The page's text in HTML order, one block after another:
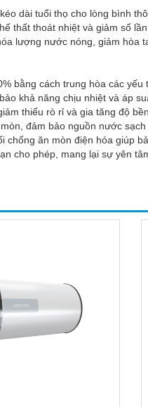
dài tuổi thọ cho lòng bình
thất thoát nhiệt và giảm số lần
lượng nước nóng, giảm hòa
bằng cách trung hòa các yếu
khả năng chịu nhiệt và áp
thiểu rò rỉ và gia tăng độ
đảm bảo nguồn nước sạch
ăn mòn điện hóa giúp
cho phép, mang lại sự yên